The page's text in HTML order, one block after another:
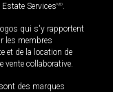
ServicesMD.
qui s'y rapportent
les membres
et de la location de
collaborative.
des marques